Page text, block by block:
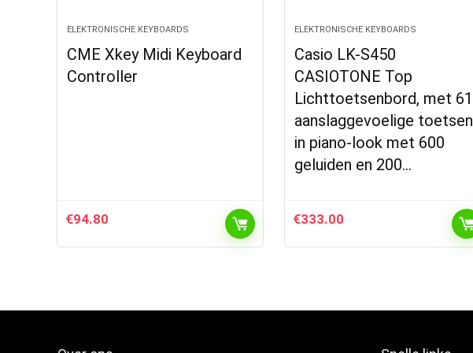
ELEKTRONISCHE KEYBOARDS
CME Xkey Midi Keyboard
Controller
€94.80
ELEKTRONISCHE KEYBOARDS
Casio LK-S450
CASIOTONE Top
Lichttoetsenbord, met 61
aanslaggevoelige toetsen
in piano-look met 600
geluiden en 200…
€333.00